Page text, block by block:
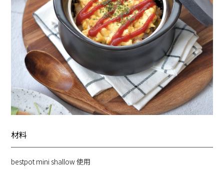
材料
bestpot mini shallow 使用